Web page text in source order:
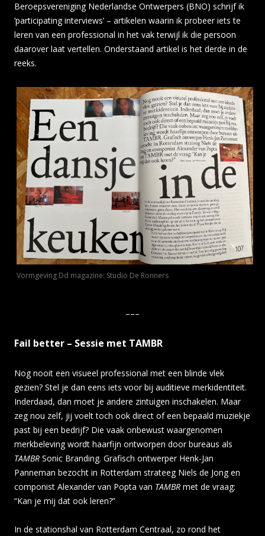
Beroepsvereniging Nederlandse Ontwerpers (BNO) schrijf ik
‘participating interviews’ – artikelen waarin ik probeer iets te
leren van een professional in het vak terwijl ik die persoon
daarover laat vertellen. Onderstaand artikel is het derde in de
reeks.
Vormgeving Dd magazine: Studio De Ronners
–––
Fail better – Sessie met TAMBR
Nog nooit een visueel professional met een blinde vlek
gezien? Stel je dan eens iets voor bij auditieve merkidentiteit.
Inderdaad, dan moet je andere zintuigen inschakelen. Maar
zeg nou zelf, jij voelt toch ook direct of een bepaald muziekje
past bij een bedrijf? Die vaak onbewust waargenomen
merkbeleving wordt haarfijn ontworpen door bureaus als
TAMBR Sonic Branding. Grafisch ontwerper Henk-Jan
Panneman bezocht in Rotterdam strateeg Niels de Jong en
componist Alexander van Popta van TAMBR met de vraag:
“Kan je mij dat ook leren?”
In de stationshal van Rotterdam Centraal, zo rond het